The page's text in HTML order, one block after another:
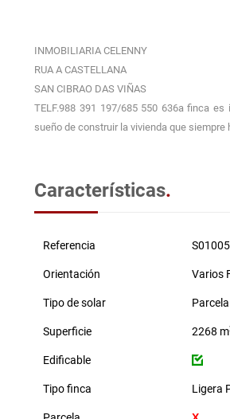
INMOBILIARIA CELENNY
RUA A CASTELLANA
SAN CIBRAO DAS VIÑAS
TELF.988 391 197/685 550 636a finca es
sueño de construir la vivienda que siempre
Características.
Referencia
Orientación Varios
Tipo de solar Parcela
Superficie 2268 m
Edificable
Tipo finca Ligera